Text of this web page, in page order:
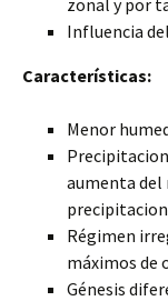
zonal y por
Influencia
Características:
Menor
aumenta del
Régimen
máximos de
Génesis